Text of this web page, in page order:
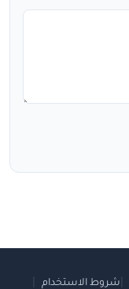
شروط الاستخدام